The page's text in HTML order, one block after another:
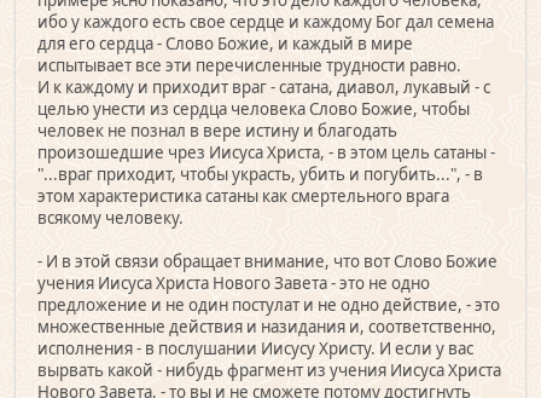
ибо у каждого есть свое сердце и каждому Бог дал семена
для его сердца - Слово Божие, и каждый в мире
испытывает все эти перечисленные трудности равно.
И к каждому и приходит враг - сатана, диавол, лукавый - с
целью унести из сердца человека Слово Божие, чтобы
человек не познал в вере истину и благодать
произошедшие чрез Иисуса Христа, - в этом цель сатаны -
"...враг приходит, чтобы украсть, убить и погубить...", - в
этом характеристика сатаны как смертельного врага
всякому человеку.
- И в этой связи обращает внимание, что вот Слово Божие
учения Иисуса Христа Нового Завета - это не одно
предложение и не один постулат и не одно действие, - это
множественные действия и назидания и, соответственно,
исполнения - в послушании Иисусу Христу. И если у вас
вырвать какой - нибудь фрагмент из учения Иисуса Христа
Нового Завета, - то вы и не сможете потому достигнуть